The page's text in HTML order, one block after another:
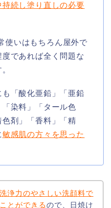
続し塗り直しの必要
使いはもちろん屋外で
であれば全く問題な
も「酸化亜鉛」「亜鉛
染料」「タール色
剤」「香料」「精
敏感肌の方々を思った
洗浄力のやさしい洗顔料で
とができるので、日焼け